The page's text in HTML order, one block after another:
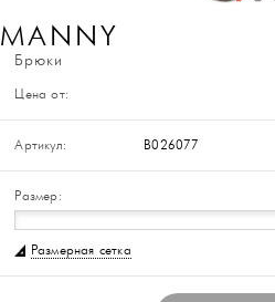
MANNY
Брюки
Цена от:
Артикул: B026077
Размер:
Размерная сетка